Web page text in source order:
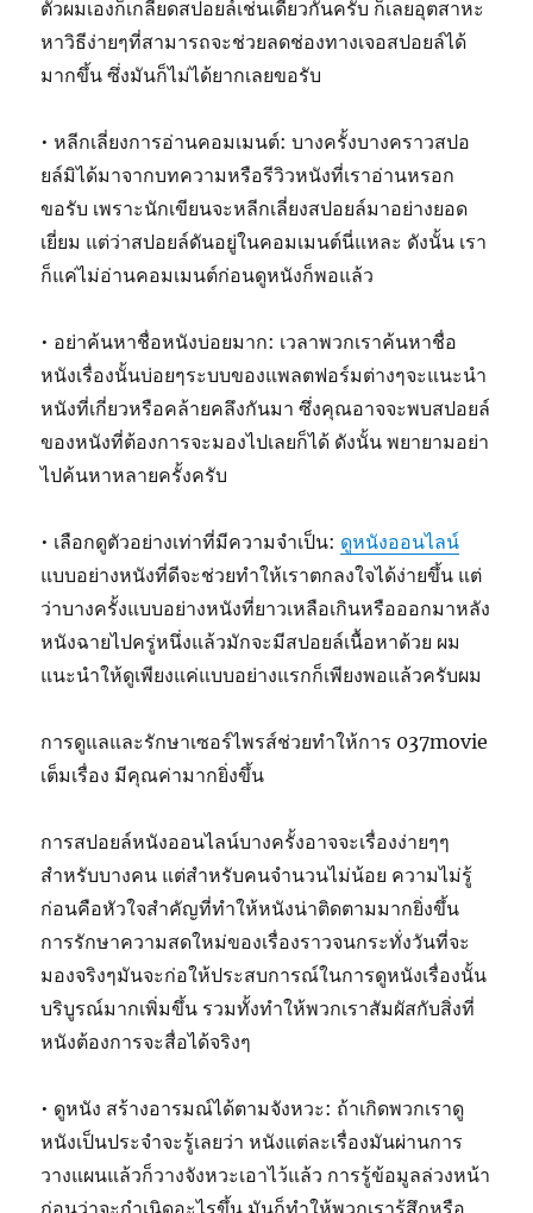
ตัวผมเองก็เกลียดสปอยล์เช่นเดียวกันครับ ก็เลยอุตสาหะ
หาวิธีง่ายๆที่สามารถจะช่วยลดช่องทางเจอสปอยล์ได้
มากขึ้น ซึ่งมันก็ไม่ได้ยากเลยขอรับ
• หลีกเลี่ยงการอ่านคอมเมนต์: บางครั้งบางคราวสปอ
ยล์มิได้มาจากบทความหรือรีวิวหนังที่เราอ่านหรอก
ขอรับ เพราะนักเขียนจะหลีกเลี่ยงสปอยล์มาอย่างยอด
เยี่ยม แต่ว่าสปอยล์ดันอยู่ในคอมเมนต์นี่แหละ ดังนั้น เรา
ก็แค่ไม่อ่านคอมเมนต์ก่อนดูหนังก็พอแล้ว
• อย่าค้นหาชื่อหนังบ่อยมาก: เวลาพวกเราค้นหาชื่อ
หนังเรื่องนั้นบ่อยๆระบบของแพลตฟอร์มต่างๆจะแนะนำ
หนังที่เกี่ยวหรือคล้ายคลึงกันมา ซึ่งคุณอาจจะพบสปอยล์
ของหนังที่ต้องการจะมองไปเลยก็ได้ ดังนั้น พยายามอย่า
ไปค้นหาหลายครั้งครับ
• เลือกดูตัวอย่างเท่าที่มีความจำเป็น: ดูหนังออนไลน์
แบบอย่างหนังที่ดีจะช่วยทำให้เราตกลงใจได้ง่ายขึ้น แต่
ว่าบางครั้งแบบอย่างหนังที่ยาวเหลือเกินหรือออกมาหลัง
หนังฉายไปครู่หนึ่งแล้วมักจะมีสปอยล์เนื้อหาด้วย ผม
แนะนำให้ดูเพียงแค่แบบอย่างแรกก็เพียงพอแล้วครับผม
การดูแลและรักษาเซอร์ไพรส์ช่วยทำให้การ 037movie
เต็มเรื่อง มีคุณค่ามากยิ่งขึ้น
การสปอยล์หนังออนไลน์บางครั้งอาจจะเรื่องง่ายๆๆ
สำหรับบางคน แต่สำหรับคนจำนวนไม่น้อย ความไม่รู้
ก่อนคือหัวใจสำคัญที่ทำให้หนังน่าติดตามมากยิ่งขึ้น
การรักษาความสดใหม่ของเรื่องราวจนกระทั่งวันที่จะ
มองจริงๆมันจะก่อให้ประสบการณ์ในการดูหนังเรื่องนั้น
บริบูรณ์มากเพิ่มขึ้น รวมทั้งทำให้พวกเราสัมผัสกับสิ่งที่
หนังต้องการจะสื่อได้จริงๆ
• ดูหนัง สร้างอารมณ์ได้ตามจังหวะ: ถ้าเกิดพวกเราดู
หนังเป็นประจำจะรู้เลยว่า หนังแต่ละเรื่องมันผ่านการ
วางแผนแล้วก็วางจังหวะเอาไว้แล้ว การรู้ข้อมูลล่วงหน้า